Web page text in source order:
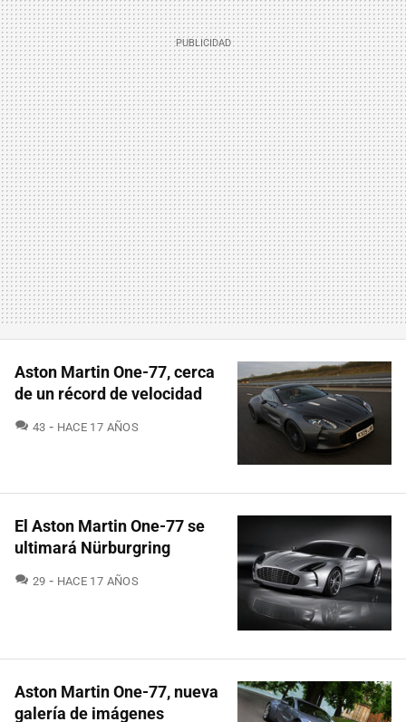
Aston Martin One-77, cerca
de un récord de velocidad
43 COMENTARIOS
HACE 17 AÑOS
El Aston Martin One-77 se
ultimará Nürburgring
29 COMENTARIOS
HACE 17 AÑOS
Aston Martin One-77, nueva
galería de imágenes